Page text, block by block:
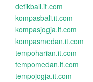
detikbali.it.com
kompasbali.it.com
kompasjogja.it.com
kompasmedan.it.com
tempoharian.it.com
tempomedan.it.com
tempojogja.it.com